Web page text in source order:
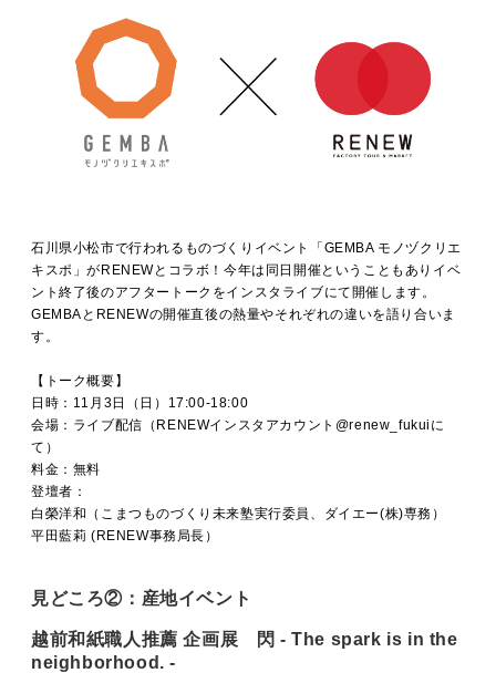
石川県小松市で行われるものづくりイベント「GEMBA モノヅクリエ
キスポ」がRENEWとコラボ！今年は同日開催ということもありイベ
ント終了後のアフタートークをインスタライブにて開催します。
GEMBAとRENEWの開催直後の熱量やそれぞれの違いを語り合いま
す。
【トーク概要】
日時：11月3日（日）17:00-18:00
会場：ライブ配信（RENEWインスタアカウント@renew_fukuiに
て）
料金：無料
登壇者：
白榮洋和（こまつものづくり未来塾実行委員、ダイエー(株)専務）
平田藍莉 (RENEW事務局長）
見どころ②：産地イベント
越前和紙職人推薦 企画展 閃 - The spark is in the
neighborhood. -